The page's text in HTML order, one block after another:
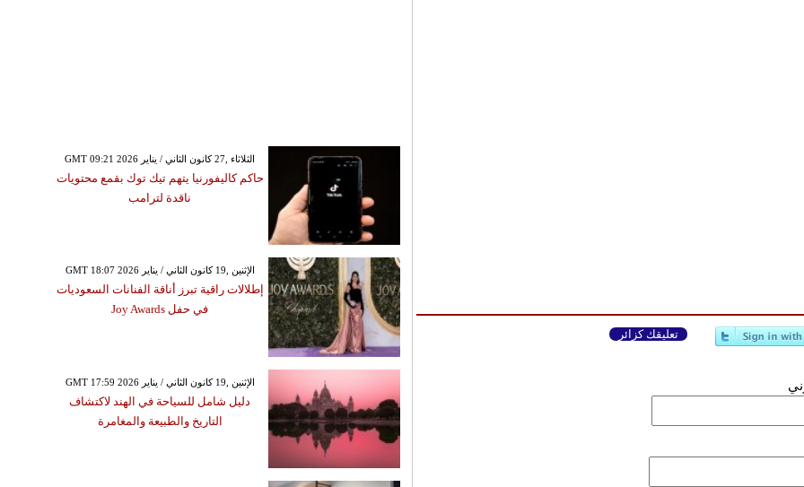
تعليقك كزائر
GMT 09:21 2026 الثلاثاء ,27 كانون الثاني / يناير
حاكم كاليفورنيا يتهم تيك توك بقمع محتويات
ناقدة لترامب
GMT 18:07 2026 الإثنين ,19 كانون الثاني / يناير
إطلالات راقية تبرز أناقة الفنانات السعوديات
في حفل Joy Awards
GMT 17:59 2026 الإثنين ,19 كانون الثاني / يناير
دليل شامل للسياحة في الهند لاكتشاف
التاريخ والطبيعة والمغامرة